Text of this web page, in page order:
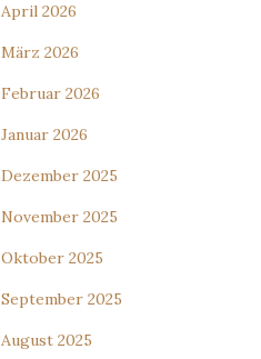
April 2026
März 2026
Februar 2026
Januar 2026
Dezember 2025
November 2025
Oktober 2025
September 2025
August 2025